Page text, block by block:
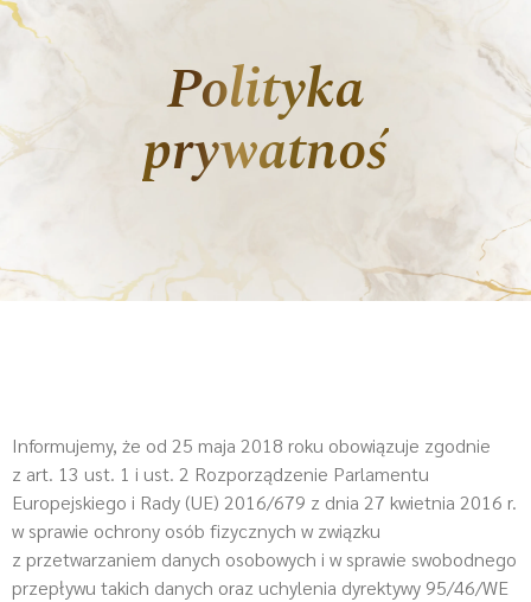
Polityka
prywatności
Informujemy, że od 25 maja 2018 roku obowiązuje zgodnie
z art. 13 ust. 1 i ust. 2 Rozporządzenie Parlamentu
Europejskiego i Rady (UE) 2016/679 z dnia 27 kwietnia 2016 r.
w sprawie ochrony osób fizycznych w związku
z przetwarzaniem danych osobowych i w sprawie swobodnego
przepływu takich danych oraz uchylenia dyrektywy 95/46/WE